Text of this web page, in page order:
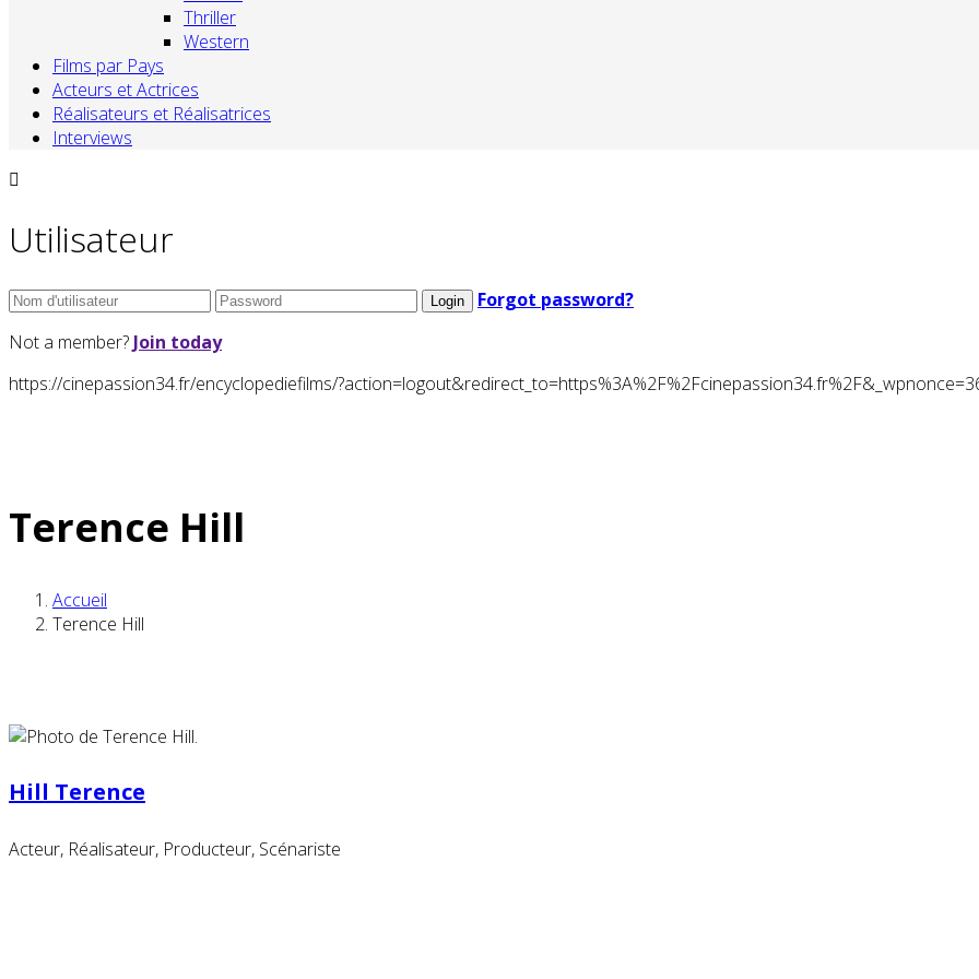
Thriller
Western
Films par Pays
Acteurs et Actrices
Réalisateurs et Réalisatrices
Interviews
Utilisateur
Forgot password?
Not a member? Join today
https://cinepassion34.fr/encyclopediefilms/
Terence Hill
Accueil
Terence Hill
Hill Terence
Acteur, Réalisateur, Producteur, Scénariste